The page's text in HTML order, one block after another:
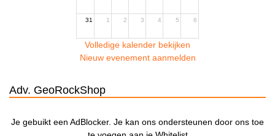
31 1 2 3 4 5 6
Volledige kalender bekijken
Nieuw evenement aanmelden
Adv. GeoRockShop
Je gebuikt een AdBlocker. Je kan ons ondersteunen door ons toe